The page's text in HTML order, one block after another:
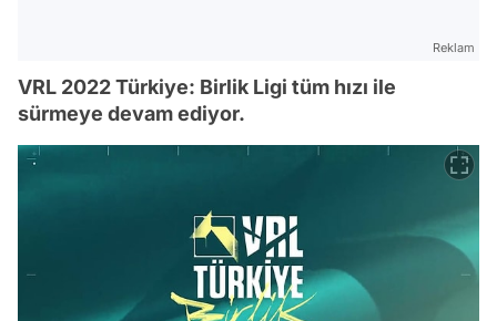
Reklam
VRL 2022 Türkiye: Birlik Ligi tüm hızı ile
sürmeye devam ediyor.